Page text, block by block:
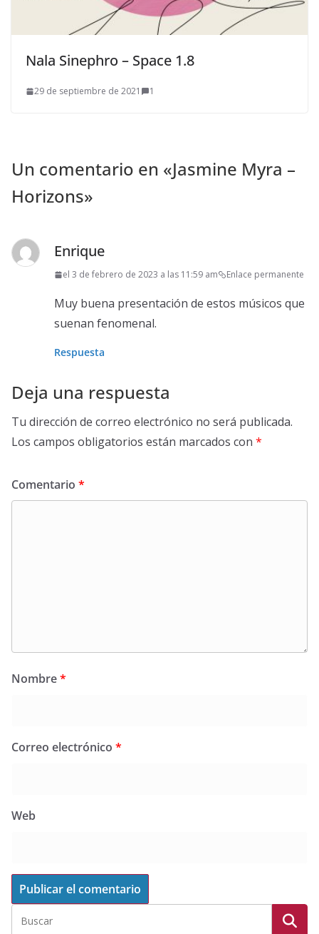
Nala Sinephro – Space 1.8
29 de septiembre de 2021 1
Un comentario en «Jasmine Myra –
Horizons»
Enrique
el 3 de febrero de 2023 a las 11:59 am Enlace permanente
Muy buena presentación de estos músicos que
suenan fenomenal.
Respuesta
Deja una respuesta
Tu dirección de correo electrónico no será publicada.
Los campos obligatorios están marcados con *
Comentario *
Nombre*
Correo electrónico *
Web